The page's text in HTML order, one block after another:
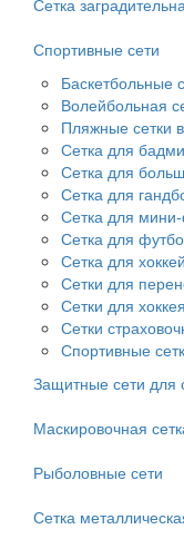
Сетка
Спортивные сети
Баскетбольные
Волейбольная
Пляжные сетки
Сетка для
Сетка для
Сетка для
Сетка для
Сетка для
Сетка для
Сетки для
Сетки для
Сетки
Спортивные
Защитные сети для
Маскировочная
Рыболовные сети
Сетка